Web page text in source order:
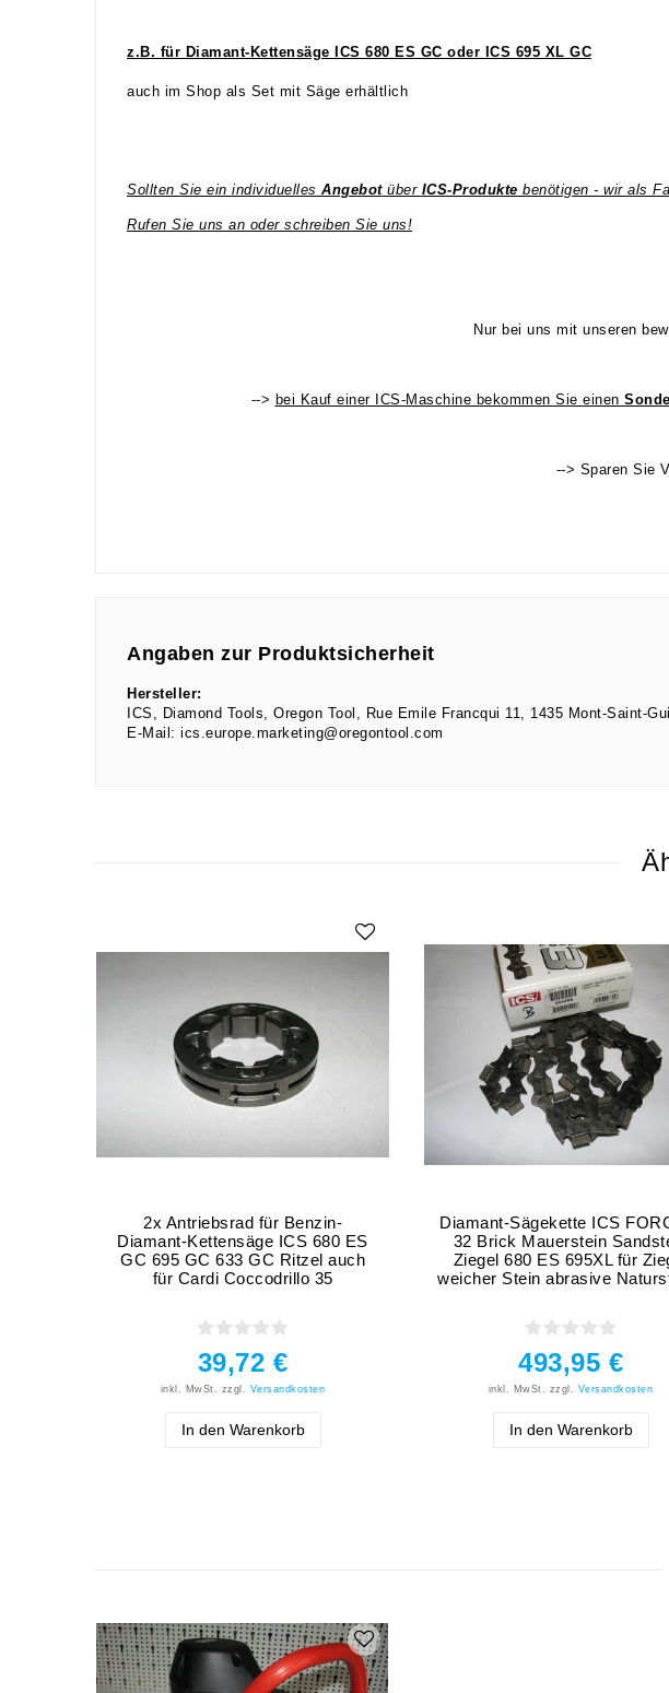
z.B. für Diamant-Kettensäge ICS 680 ES GC oder ICS 695 XL GC
auch im Shop als Set mit Säge erhältlich
Sollten Sie ein individuelles Angebotüber ICS-Produkte benötigen - wir als
Rufen Sie uns an oder schreiben Sie uns!
Nur bei uns mit unseren
--> bei Kauf einer ICS-Maschine bekommen Sie einen
--> Sparen Sie
Angaben zur Produktsicherheit
Hersteller:
ICS, Diamond Tools, Oregon Tool
Rue Emile Francqui 11 1435 Mont-Saint-
E-Mail: ics.europe.marketing@oregontool.com
2x Antriebsrad für Benzin-
Diamant-Kettensäge ICS 680 ES
GC 695 GC 633 GC Ritzel auch
für Cardi Coccodrillo 35
39,72 €
inkl. MwSt. zzgl. Versandkosten
In den Warenkorb
Diamant-Sägekette ICS
32 Brick Mauerstein
Ziegel 680 ES 695XL für
weicher Stein abrasive
493,95 €
inkl. MwSt. zzgl. Versandkosten
In den Warenkorb